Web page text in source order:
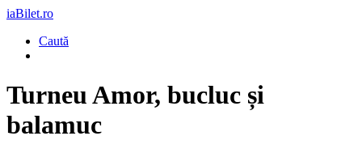
iaBilet.ro
Caută
Turneu Amor, bucluc și
balamuc